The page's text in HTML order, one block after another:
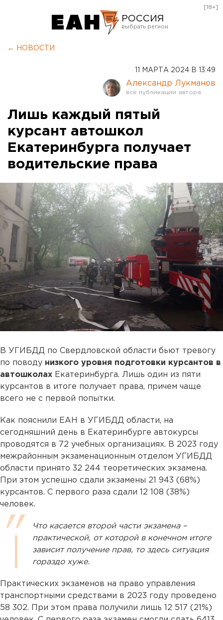
РОССИЯ
Оренбург
[18+]
← НОВОСТИ
11 МАРТА 2024 В 13:49
Александр Лукманов
Лишь каждый пятый
курсант автошкол
Екатеринбурга получает
водительские права
В УГИБДД по Свердловской области бьют тревогу
по поводу низкого уровня подготовки курсантов в
автошколах Екатеринбурга. Лишь один из пяти
курсантов в итоге получает права, причем чаще
всего не с первой попытки.
Как пояснили ЕАН в УГИБДД области, на
сегодняшний день в Екатеринбурге автокурсы
проводятся в 72 учебных организациях. В 2023 году
межрайонным экзаменационным отделом УГИБДД
области принято 32 244 теоретических экзамена.
При этом успешно сдали экзамены 21 943 (68%)
курсантов. С первого раза сдали 12 108 (38%)
человек.
Что касается второй части экзамена –
практической, от которой в конечном итоге
зависит получение прав, то здесь ситуация
гораздо хуже.
Практических экзаменов на право управления
транспортными средствами в 2023 году проведено
58 302. При этом права получили лишь 12 517 (21%)